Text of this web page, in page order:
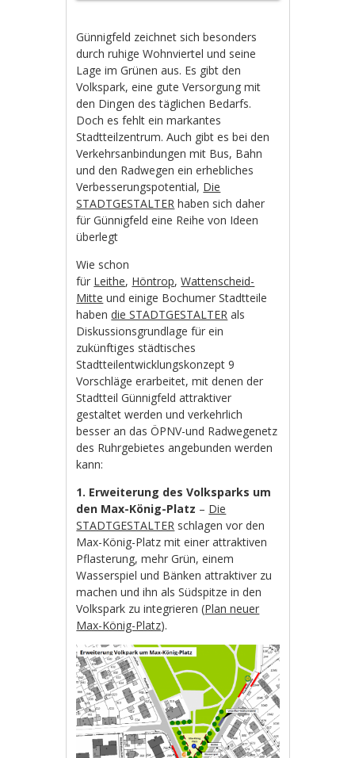
Günnigfeld zeichnet sich besonders
durch ruhige Wohnviertel und seine
Lage im Grünen aus. Es gibt den
Volkspark, eine gute Versorgung mit
den Dingen des täglichen Bedarfs.
Doch es fehlt ein markantes
Stadtteilzentrum. Auch gibt es bei den
Verkehrsanbindungen mit Bus, Bahn
und den Radwegen ein erhebliches
Verbesserungspotential, Die
STADTGESTALTER haben sich daher
für Günnigfeld eine Reihe von Ideen
überlegt
Wie schon
für Leithe, Höntrop,Wattenscheid-
Mitte und einige Bochumer Stadtteile
habendie STADTGESTALTER als
Diskussionsgrundlage für ein
zukünftiges städtisches
Stadtteilentwicklungskonzept 9
Vorschläge erarbeitet, mit denen der
Stadtteil Günnigfeld attraktiver
gestaltet werden und verkehrlich
besser an das ÖPNV-und Radwegenetz
des Ruhrgebietes angebunden werden
kann:
1. Erweiterung des Volksparks um
den Max-König-Platz – Die
STADTGESTALTER schlagen vor den
Max-König-Platz mit einer attraktiven
Pflasterung, mehr Grün, einem
Wasserspiel und Bänken attraktiver zu
machen und ihn als Südspitze in den
Volkspark zu integrieren (Plan neuer
Max-König-Platz).